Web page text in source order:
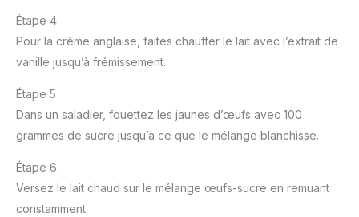
Étape 4
Pour la crème anglaise, faites chauffer le lait avec l’extrait de
vanille jusqu’à frémissement.
Étape 5
Dans un saladier, fouettez les jaunes d’œufs avec 100
grammes de sucre jusqu’à ce que le mélange blanchisse.
Étape 6
Versez le lait chaud sur le mélange œufs-sucre en remuant
constamment.